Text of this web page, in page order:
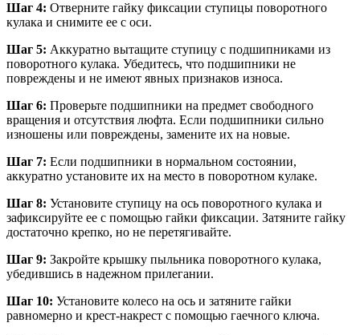
Шаг 4: Отверните гайку фиксации ступицы поворотного
кулака и снимите ее с оси.
Шаг 5: Аккуратно вытащите ступицу с подшипниками из
поворотного кулака. Убедитесь, что подшипники не
повреждены и не имеют явных признаков износа.
Шаг 6: Проверьте подшипники на предмет свободного
вращения и отсутствия люфта. Если подшипники сильно
изношены или повреждены, замените их на новые.
Шаг 7: Если подшипники в нормальном состоянии,
аккуратно установите их на место в поворотном кулаке.
Шаг 8: Установите ступицу на ось поворотного кулака и
зафиксируйте ее с помощью гайки фиксации. Затяните гайку
достаточно крепко, но не перетягивайте.
Шаг 9: Закройте крышку пыльника поворотного кулака,
убедившись в надежном прилегании.
Шаг 10: Установите колесо на ось и затяните гайки
равномерно и крест-накрест с помощью гаечного ключа.